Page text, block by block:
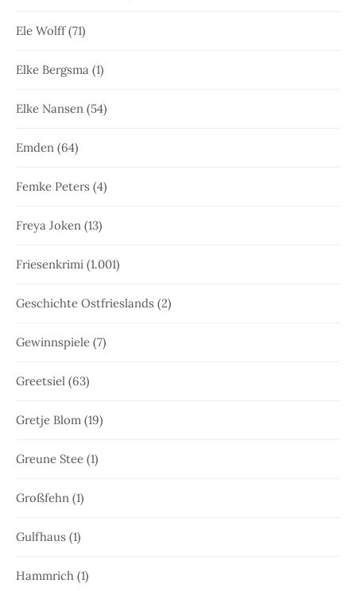
Ele Wolff(71)
Elke Bergsma (1)
Elke Nansen (54)
Emden (64)
Femke Peters (4)
Freya Joken (13)
Friesenkrimi (1.001)
Geschichte Ostfrieslands (2)
Gewinnspiele (7)
Greetsiel (63)
Gretje Blom (19)
Greune Stee (1)
Großfehn (1)
Gulfhaus (1)
Hammrich (1)